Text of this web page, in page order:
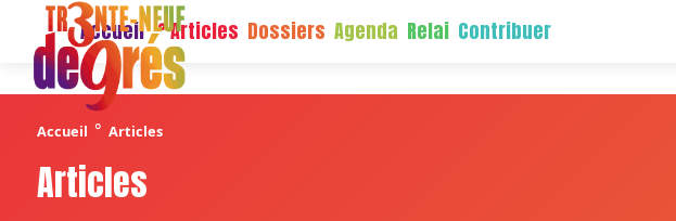
Accueil Articles Dossiers Agenda Relai Contribuer
Accueil ° Articles
Articles